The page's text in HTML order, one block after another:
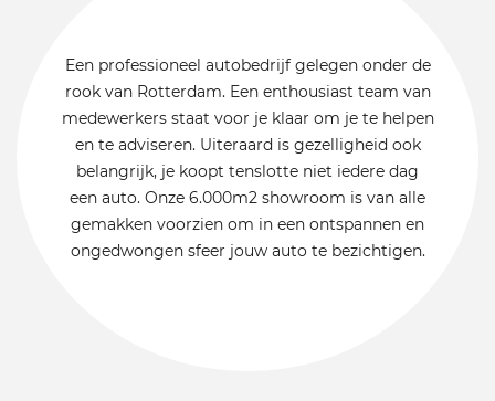
Een professioneel autobedrijf gelegen onder de
rook van Rotterdam. Een enthousiast team van
medewerkers staat voor je klaar om je te helpen
en te adviseren. Uiteraard is gezelligheid ook
belangrijk, je koopt tenslotte niet iedere dag
een auto. Onze 6.000m2 showroom is van alle
gemakken voorzien om in een ontspannen en
ongedwongen sfeer jouw auto te bezichtigen.